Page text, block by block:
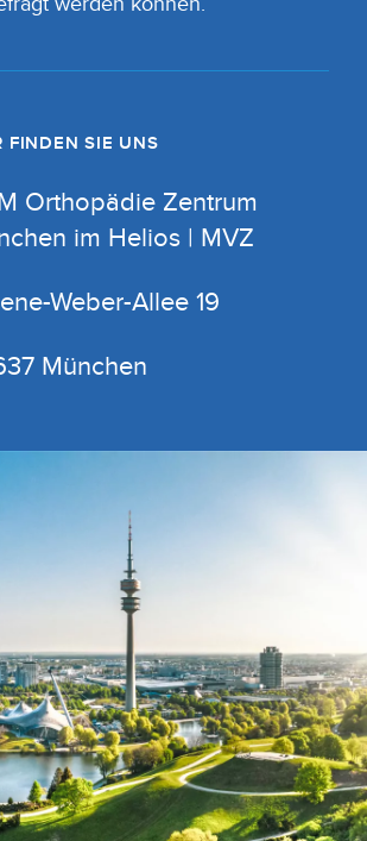
FINDEN SIE UNS
Orthopädie Zentrum
im Helios | MVZ
Weber-Allee 19
München